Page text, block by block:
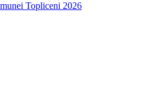
Topliceni 2026